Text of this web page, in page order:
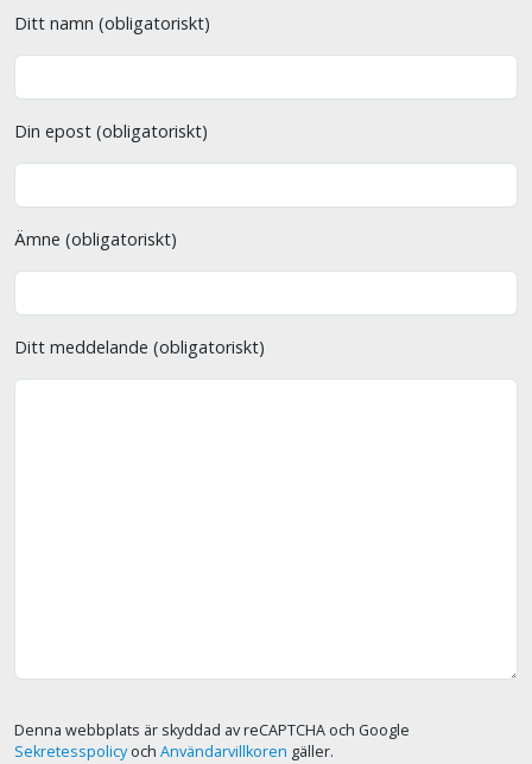
Ditt namn (obligatoriskt)
Din epost (obligatoriskt)
Ämne (obligatoriskt)
Ditt meddelande (obligatoriskt)
Denna webbplats är skyddad av reCAPTCHA och Google
Sekretesspolicyoch Användarvillkoren gäller.